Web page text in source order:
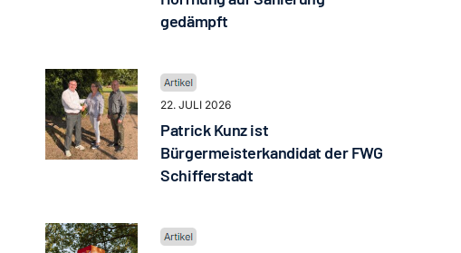
gedämpft
22. JULI 2026
Patrick Kunz ist
Bürgermeisterkandidat der FWG
Schifferstadt